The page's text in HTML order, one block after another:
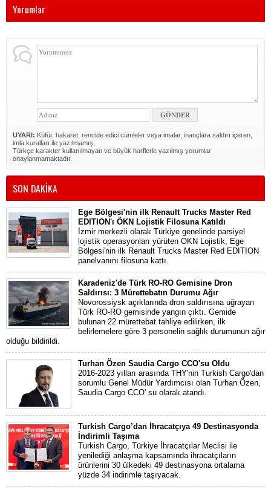
Yorumlar
UYARI: Küfür, hakaret, rencide edici cümleler veya imalar, inançlara saldırı içeren,
imla kuralları ile yazılmamış,
Türkçe karakter kullanılmayan ve büyük harflerle yazılmış yorumlar
onaylanmamaktadır.
SON DAKİKA
Ege Bölgesi'nin ilk Renault Trucks Master Red
EDITION'ı ÖKN Lojistik Filosuna Katıldı
İzmir merkezli olarak Türkiye genelinde parsiyel
lojistik operasyonları yürüten ÖKN Lojistik, Ege
Bölgesi'nin ilk Renault Trucks Master Red EDITION
panelvanını filosuna kattı.
Karadeniz'de Türk RO-RO Gemisine Dron
Saldırısı: 3 Mürettebatın Durumu Ağır
Novorossiysk açıklarında dron saldırısına uğrayan
Türk RO-RO gemisinde yangın çıktı. Gemide
bulunan 22 mürettebat tahliye edilirken, ilk
belirlemelere göre 3 personelin sağlık durumunun ağır
olduğu bildirildi.
Turhan Özen Saudia Cargo CCO'su Oldu
2016-2023 yılları arasında THY'nin Turkish Cargo'dan
sorumlu Genel Müdür Yardımcısı olan Turhan Özen,
Saudia Cargo CCO' su olarak atandı.
Turkish Cargo’dan İhracatçıya 49 Destinasyonda
İndirimli Taşıma
Turkish Cargo, Türkiye İhracatçılar Meclisi ile
yenilediği anlaşma kapsamında ihracatçıların
ürünlerini 30 ülkedeki 49 destinasyona ortalama
yüzde 34 indirimle taşıyacak.